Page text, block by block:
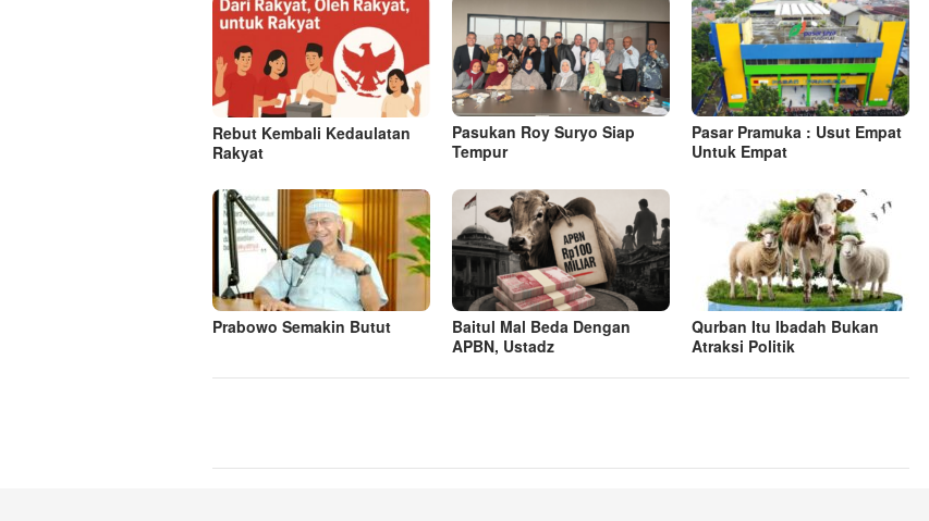
Rebut Kembali Kedaulatan
Rakyat
Pasukan Roy Suryo Siap
Tempur
Pasar Pramuka : Usut Empat
Untuk Empat
Prabowo Semakin Butut
Baitul Mal Beda Dengan
APBN, Ustadz
Qurban Itu Ibadah Bukan
Atraksi Politik